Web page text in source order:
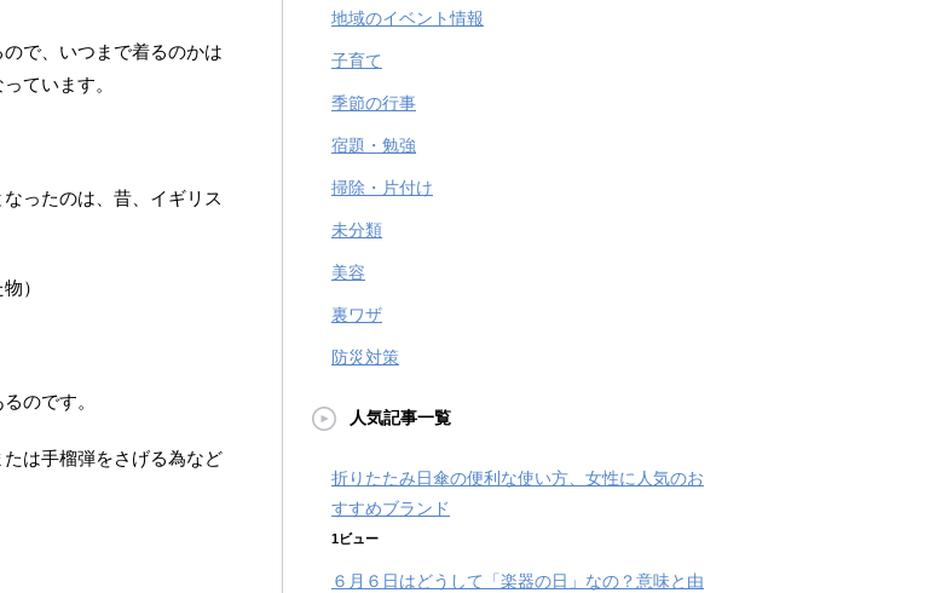
で、いつまで着るのかは
っています。
ったのは、昔、イギリス
）
のです。
は手榴弾をさげる為など
地域のイベント情報
子育て
季節の行事
宿題・勉強
掃除・片付け
未分類
美容
裏ワザ
防災対策
人気記事一覧
折りたたみ日傘の便利な使い方、女性に人気のお
すすめブランド
1ビュー
６月６日はどうして「楽器の日」なの？意味と由